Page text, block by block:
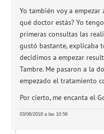
Yo también voy a empezar
qué doctor estás? Yo
primeras consultas las
gustó bastante, explicaba
decidimos a empezar
Tambre. Me pasaron a la
empezado el tratamiento
Por cierto, me encanta el
03/06/2018 a las 10:56